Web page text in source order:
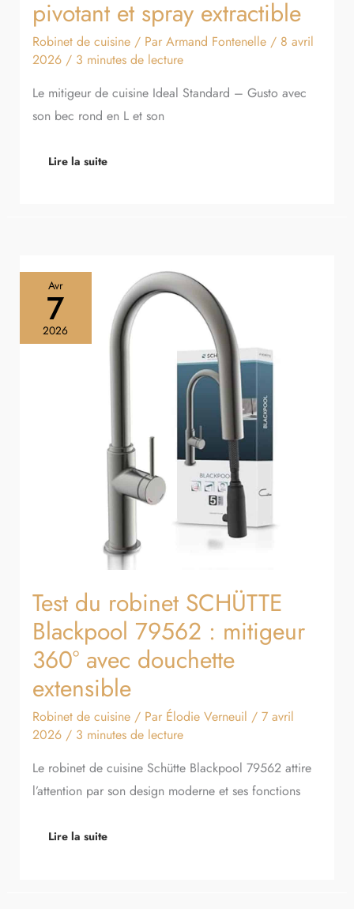
pivotant et spray extractible
Robinet de cuisine/ Par Armand Fontenelle / 8 avril
2026 / 3 minutes de lecture
Le mitigeur de cuisine Ideal Standard – Gusto avec
son bec rond en L et son
Lire la suite
Avr
7
2026
Test du robinet SCHÜTTE
Blackpool 79562 : mitigeur
360° avec douchette
extensible
Robinet de cuisine/ Par Élodie Verneuil / 7 avril
2026 / 3 minutes de lecture
Le robinet de cuisine Schütte Blackpool 79562 attire
l’attention par son design moderne et ses fonctions
Test
du
robinet
SCHÜTTE
Blackpool
Lire la suite